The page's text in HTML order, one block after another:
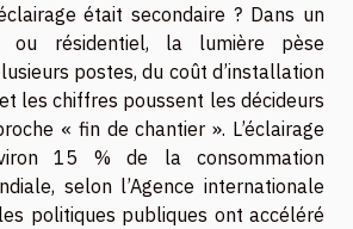
était secondaire ? Dans un
ou résidentiel, la lumière pèse
postes, du coût d’installation
les chiffres poussent les décideurs
« fin de chantier ». L’éclairage
15 % de la consommation
selon l’Agence internationale
politiques publiques ont accéléré